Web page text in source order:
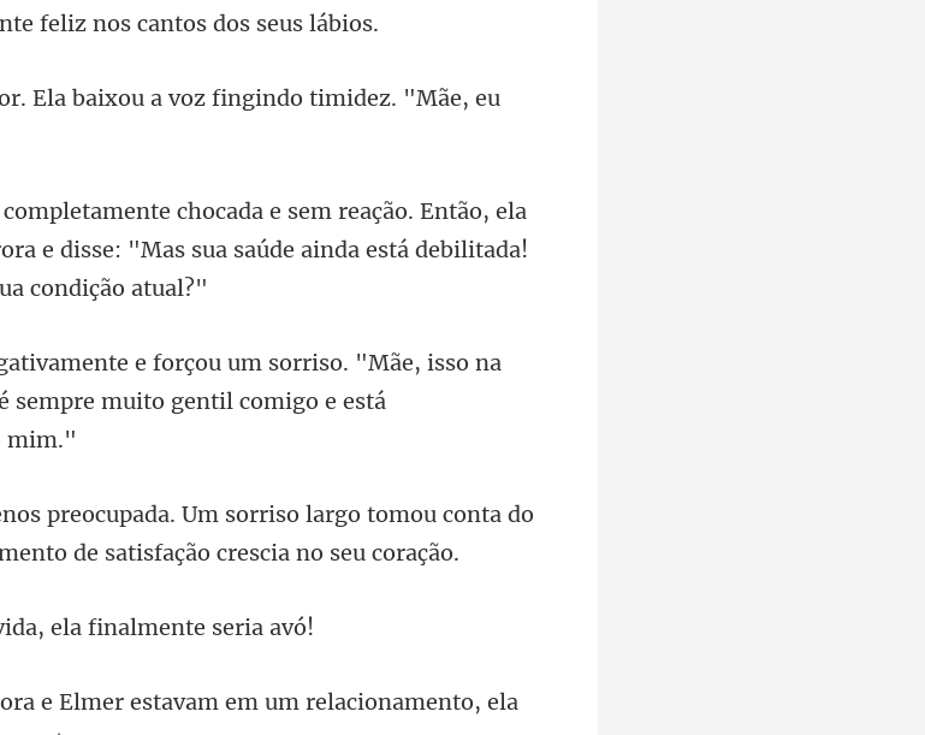
. Ela baixou a voz fingindo ti
tão, ela
e disse: "Mas sua saúde ain
so. "Mãe, isso na
sempre mu
orriso largo tomou conta do
ela f
er estavam em um relacionamento, ela